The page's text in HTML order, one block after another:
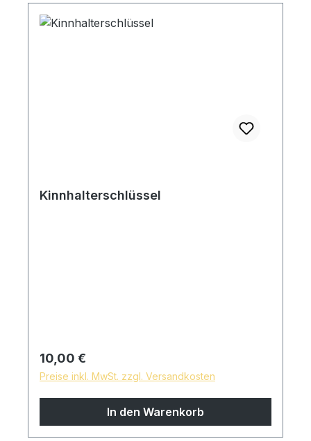
Kinnhalterschlüssel
Regulärer Preis:
10,00 €
Preise inkl. MwSt. zzgl. Versandkosten
In den Warenkorb